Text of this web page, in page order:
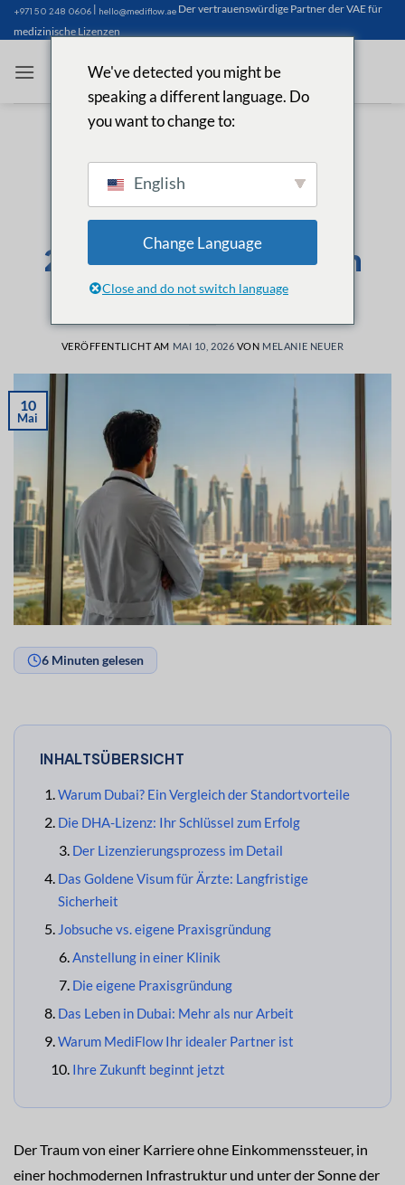
Zum
Inhalt
+971 50 248 0606 | hello@mediflow.ae Der vertrauenswürdige Partner der VAE für
medizinische Lizenzen
Als Arzt in Dubai
niederlassen - Der
ultimative Leitfaden
2026 für Ihre Karriere in
den VAE
VERÖFFENTLICHT AM MAI 10, 2026 VON MELANIE NEUER
10
Mai
6 Minuten gelesen
INHALTSÜBERSICHT
Warum Dubai? Ein Vergleich der Standortvorteile
Die DHA-Lizenz: Ihr Schlüssel zum Erfolg
Der Lizenzierungsprozess im Detail
Das Goldene Visum für Ärzte: Langfristige
Sicherheit
Jobsuche vs. eigene Praxisgründung
Anstellung in einer Klinik
Die eigene Praxisgründung
Das Leben in Dubai: Mehr als nur Arbeit
Warum MediFlow Ihr idealer Partner ist
Ihre Zukunft beginnt jetzt
Der Traum von einer Karriere ohne Einkommenssteuer, in
einer hochmodernen Infrastruktur und unter der Sonne der
We've detected you might be
speaking a different language. Do
you want to change to:
English
Change Language
Close and do not switch language